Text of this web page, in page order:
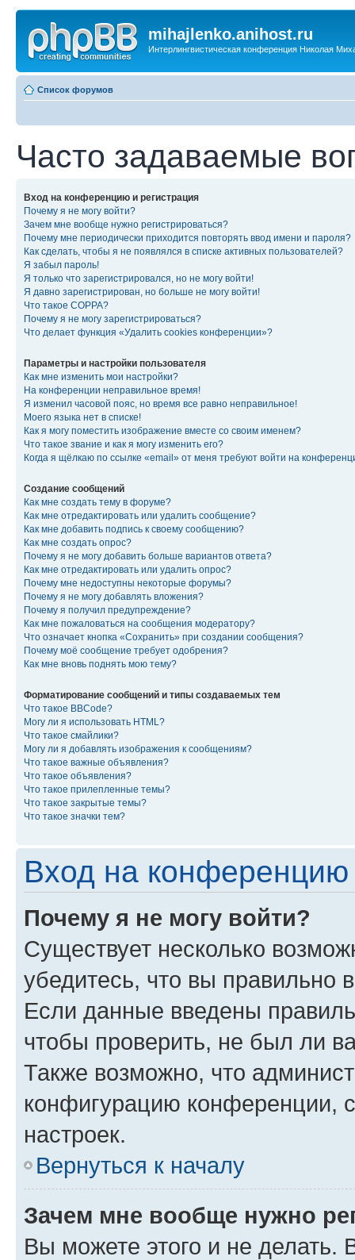
mihajlenko.anihost.ru
Интерлингвистическая конференция Николая
Список форумов
Часто задаваемые
Вход на конференцию и регистрация
Почему я не могу войти?
Зачем мне вообще нужно регистрироваться?
Почему мне периодически приходится повторять ввод имени и пароля?
Как сделать, чтобы я не появлялся в списке активных пользователей?
Я забыл пароль!
Я только что зарегистрировался, но не могу войти!
Я давно зарегистрирован, но больше не могу войти!
Что такое COPPA?
Почему я не могу зарегистрироваться?
Что делает функция «Удалить cookies конференции»?
Параметры и настройки пользователя
Как мне изменить мои настройки?
На конференции неправильное время!
Я изменил часовой пояс, но время все равно неправильное!
Моего языка нет в списке!
Как я могу поместить изображение вместе со своим именем?
Что такое звание и как я могу изменить его?
Когда я щёлкаю по ссылке «email» от меня требуют войти на
Создание сообщений
Как мне создать тему в форуме?
Как мне отредактировать или удалить сообщение?
Как мне добавить подпись к своему сообщению?
Как мне создать опрос?
Почему я не могу добавить больше вариантов ответа?
Как мне отредактировать или удалить опрос?
Почему мне недоступны некоторые форумы?
Почему я не могу добавлять вложения?
Почему я получил предупреждение?
Как мне пожаловаться на сообщения модератору?
Что означает кнопка «Сохранить» при создании сообщения?
Почему моё сообщение требует одобрения?
Как мне вновь поднять мою тему?
Форматирование сообщений и типы создаваемых тем
Что такое BBCode?
Могу ли я использовать HTML?
Что такое смайлики?
Могу ли я добавлять изображения к сообщениям?
Что такое важные объявления?
Что такое объявления?
Что такое прилепленные темы?
Что такое закрытые темы?
Что такое значки тем?
Вход на конференцию
Почему я не могу войти?
Существует несколько
убедитесь, что вы правильно
Если данные введены
чтобы проверить, не был ли
Также возможно, что
конфигурацию конференции,
настроек.
Вернуться к началу
Зачем мне вообще нужно
Вы можете этого и не делать.